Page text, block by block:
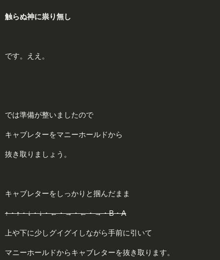
触らぬ神に祟り無し
です。ええ。
では準備が整いましたので
キャブレターをマニーホールドから
抜き取りましょう。
キャブレターをしっかりと掴んだまま
↑・↑・↓・↓・←・→・←・→・B・A
上や下に少しグイグイしながら手前に引いて
マニーホールドからキャブレターを抜き取ります。